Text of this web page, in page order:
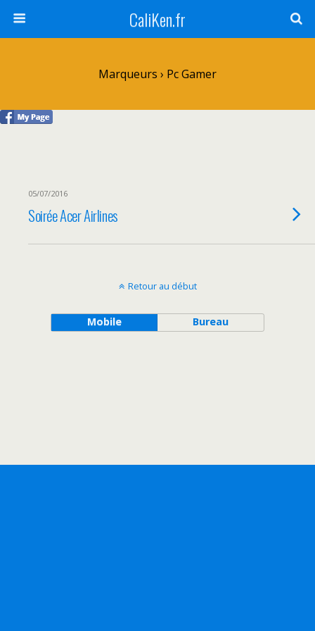
CaliKen.fr
Marqueurs › Pc Gamer
05/07/2016
Soirée Acer Airlines
Retour au début
Mobile Bureau